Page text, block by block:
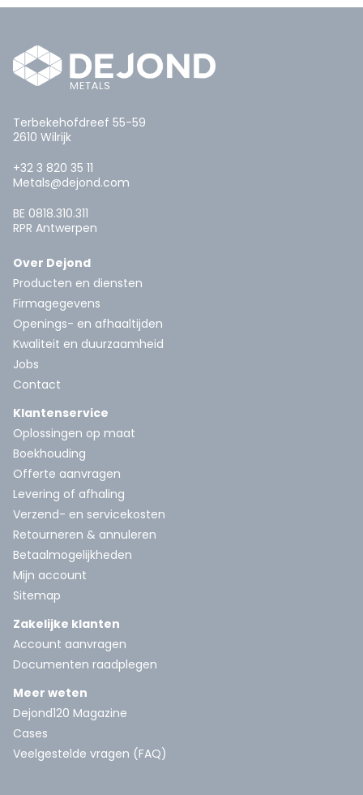
Terbekehofdreef 55-59
2610 Wilrijk
+32 3 820 35 11
Metals@dejond.com
BE 0818.310.311
RPR Antwerpen
Over Dejond
Producten en diensten
Firmagegevens
Openings- en afhaaltijden
Kwaliteit en duurzaamheid
Jobs
Contact
Klantenservice
Oplossingen op maat
Boekhouding
Offerte aanvragen
Levering of afhaling
Verzend- en servicekosten
Retourneren & annuleren
Betaalmogelijkheden
Mijn account
Sitemap
Zakelijke klanten
Account aanvragen
Documenten raadplegen
Meer weten
Dejond120 Magazine
Cases
Veelgestelde vragen (FAQ)